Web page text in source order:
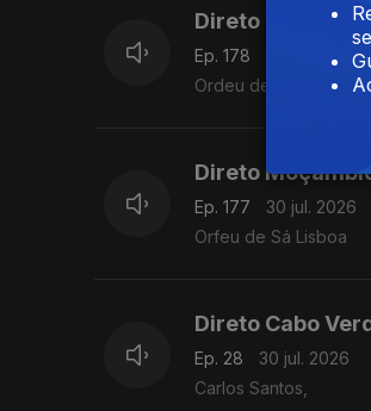
Direto
Ep. 178
31 jul. 2026
Ordeu de Sá Lisboa
Direto
Ep. 177
30 jul. 2026
Orfeu de Sá Lisboa
Direto Cabo
Ep. 28
30 jul. 2026
Carlos Santos,